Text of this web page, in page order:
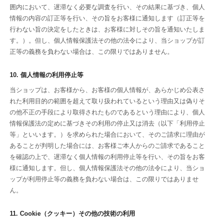
囲内において、遅滞なく必要な調査を行い、その結果に基づき、個人
情報の内容の訂正等を行い、その旨をお客様に通知します（訂正等を
行わない旨の決定をしたときは、お客様に対しその旨を通知いたしま
す。）。但し、個人情報保護法その他の法令により、当ショップが訂
正等の義務を負わない場合は、この限りではありません。
10. 個人情報の利用停止等
当ショップは、お客様から、お客様の個人情報が、あらかじめ公表さ
れた利用目的の範囲を超えて取り扱われているという理由又は偽りそ
の他不正の手段により取得されたものであるという理由により、個人
情報保護法の定めに基づきその利用の停止又は消去（以下「利用停止
等」といいます。）を求められた場合において、そのご請求に理由が
あることが判明した場合には、お客様ご本人からのご請求であること
を確認の上で、遅滞なく個人情報の利用停止等を行い、その旨をお客
様に通知します。但し、個人情報保護法その他の法令により、当ショ
ップが利用停止等の義務を負わない場合は、この限りではありませ
ん。
11. Cookie（クッキー）その他の技術の利用